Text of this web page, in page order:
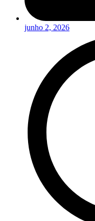
junho 2, 2026